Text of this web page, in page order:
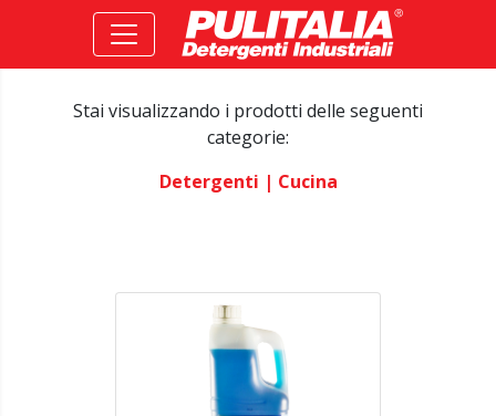
Stai visualizzando i prodotti delle seguenti
categorie:
Detergenti | Cucina